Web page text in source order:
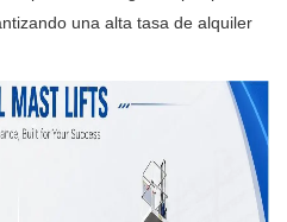
una alta tasa de alquiler